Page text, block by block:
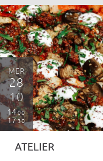
MER
28
10
1400
1730
ATELIER